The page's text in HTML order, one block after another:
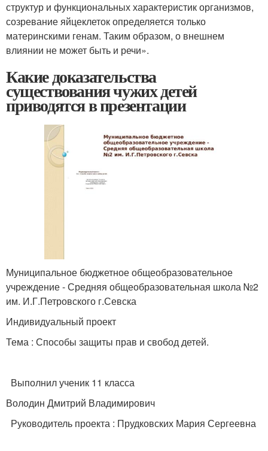
структур и функциональных характеристик организмов,
созревание яйцеклеток определяется только
материнскими генам. Таким образом, о внешнем
влиянии не может быть и речи».
Какие доказательства
существования чужих детей
приводятся в презентации
Муниципальное бюджетное общеобразовательное
учреждение - Средняя общеобразовательная школа №2
им. И.Г.Петровского г.Севска
Индивидуальный проект
Тема : Способы защиты прав и свобод детей.
Выполнил ученик 11 класса
Володин Дмитрий Владимирович
Руководитель проекта : Прудковских Мария Сергеевна